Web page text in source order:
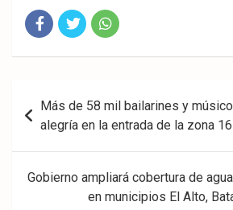
ook
pp
Navegación
de
entradas
Más de 58 mil bailarines y
alegría en la entrada de la zona
Gobierno ampliará cobertura de
en municipios El Alto,